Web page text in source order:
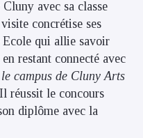
avec sa classe
concrétise ses
Ecole qui allie savoir
restant connecté avec
campus de Cluny Arts
Il réussit le concours
diplôme avec la